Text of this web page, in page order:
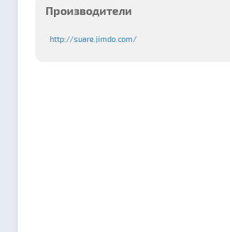
Производители
http://suare.jimdo.com/